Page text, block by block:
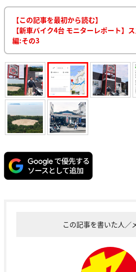
【この記事を最初から読む】
【新車バイク4台 モニターレポート】
編:その3
この記事を書いた人／